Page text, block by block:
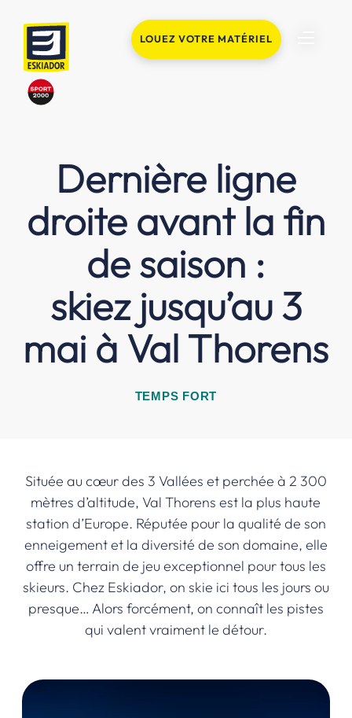
LOUEZ VOTRE MATÉRIEL
Dernière ligne
droite avant la fin
de saison :
skiez jusqu’au 3
mai à Val Thorens
TEMPS FORT
Située au cœur des 3 Vallées et perchée à 2 300
mètres d’altitude, Val Thorens est la plus haute
station d’Europe. Réputée pour la qualité de son
enneigement et la diversité de son domaine, elle
offre un terrain de jeu exceptionnel pour tous les
skieurs. Chez Eskiador, on skie ici tous les jours ou
presque… Alors forcément, on connaît les pistes
qui valent vraiment le détour.